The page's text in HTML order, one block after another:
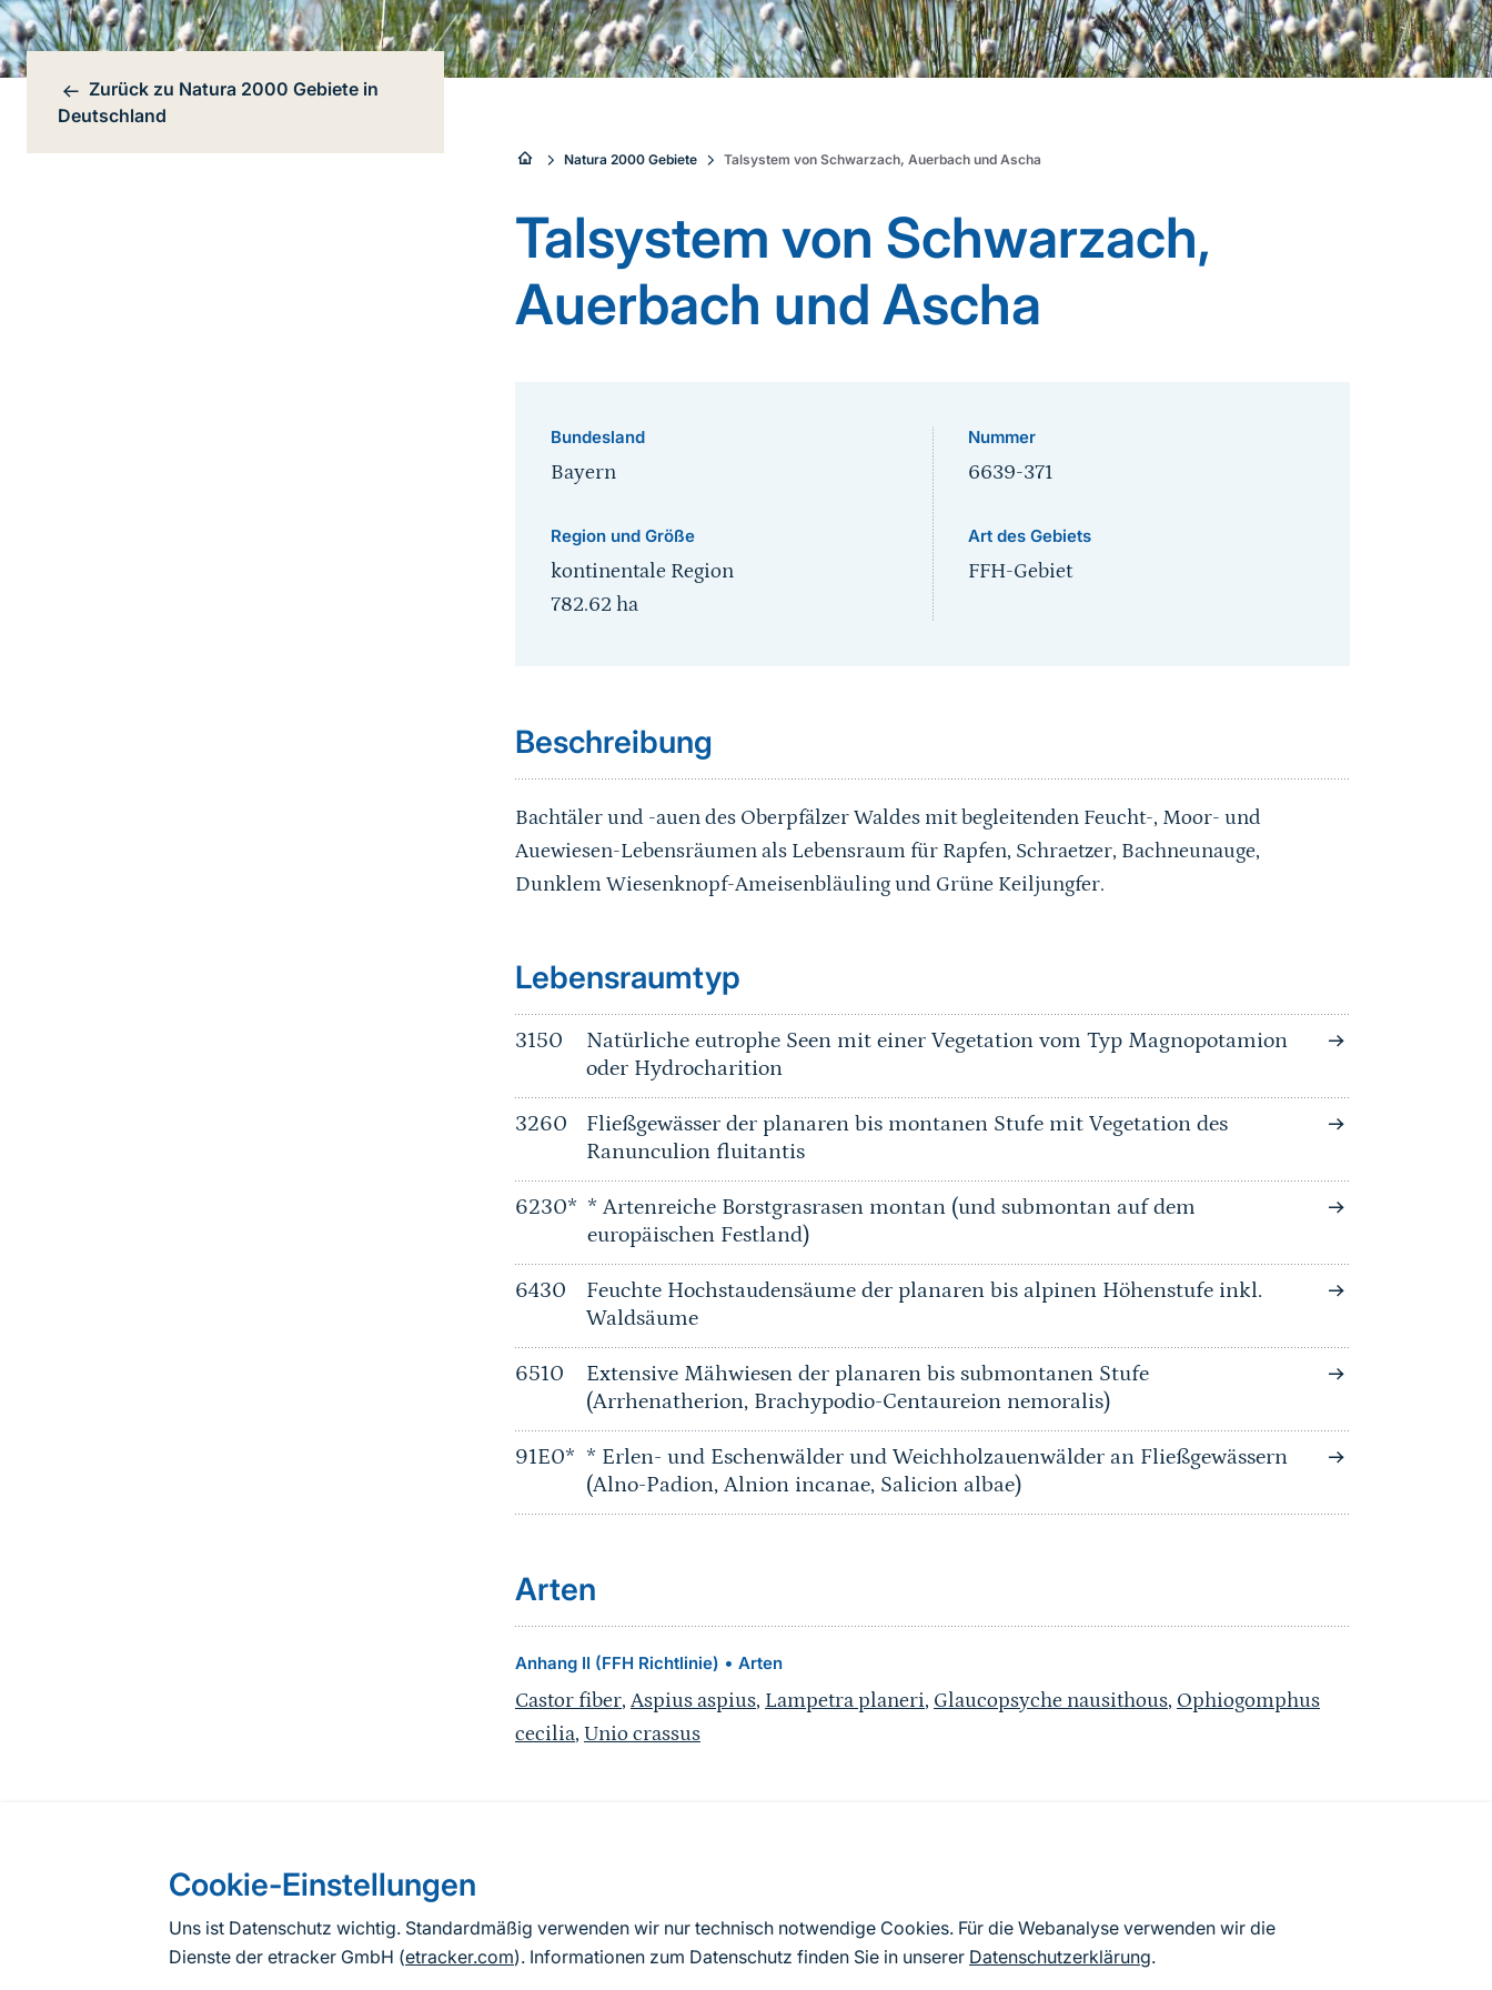
Cookie-Einstellungen
Uns ist Datenschutz wichtig. Standardmäßig verwenden wir nur technisch notwendige Cookies. Für die Webanalyse verwenden wir die
Dienste der etracker GmbH (etracker.com). Informationen zum Datenschutz finden Sie in unserer Datenschutzerklärung.
Bereichsnavigation
Zurück zu Natura 2000 Gebiete in
Deutschland
Sie
sind
hier:
Natura 2000 Gebiete Talsystem von Schwarzach, Auerbach und Ascha
Talsystem von Schwarzach,
Auerbach und Ascha
Bundesland
Bayern
Region und Größe
kontinentale Region
782.62 ha
Nummer
6639-371
Art des Gebiets
FFH-Gebiet
Beschreibung
Bachtäler und -auen des Oberpfälzer Waldes mit begleitenden Feucht-, Moor- und
Auewiesen-Lebensräumen als Lebensraum für Rapfen, Schraetzer, Bachneunauge,
Dunklem Wiesenknopf-Ameisenbläuling und Grüne Keiljungfer.
Sprungmarke
Lebensraumtyp
3150
Natürliche eutrophe Seen mit einer Vegetation vom Typ Magnopotamion
oder Hydrocharition
3260
Fließgewässer der planaren bis montanen Stufe mit Vegetation des
Ranunculion fluitantis
6230* * Artenreiche Borstgrasrasen montan (und submontan auf dem
europäischen Festland)
6430
Feuchte Hochstaudensäume der planaren bis alpinen Höhenstufe inkl.
Waldsäume
6510
Extensive Mähwiesen der planaren bis submontanen Stufe
(Arrhenatherion, Brachypodio-Centaureion nemoralis)
91E0* * Erlen- und Eschenwälder und Weichholzauenwälder an Fließgewässern
(Alno-Padion, Alnion incanae, Salicion albae)
Arten
Anhang II (FFH Richtlinie) • Arten
Castor fiber, Aspius aspius, Lampetra planeri, Glaucopsyche nausithous, Ophiogomphus
cecilia, Unio crassus
Nach Angaben der an die EU übermittelten Standarddatenbögen Deutschlands (Stand:
2019). Aus besonderen Schutzgründen enthalten die zur Veröffentlichung freigegebenen